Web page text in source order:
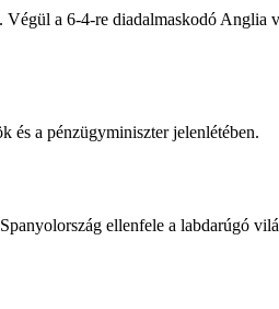
a 6-4-re diadalmaskodó Anglia
és a pénzügyminiszter jelenlétében.
ellenfele a labdarúgó